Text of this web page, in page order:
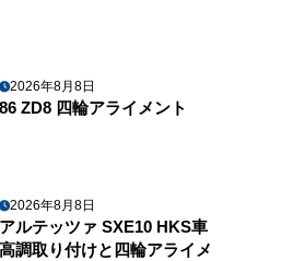
2026年8月8日
86 ZD8 四輪アライメント
2026年8月8日
アルテッツァ SXE10 HKS車
高調取り付けと四輪アライメ